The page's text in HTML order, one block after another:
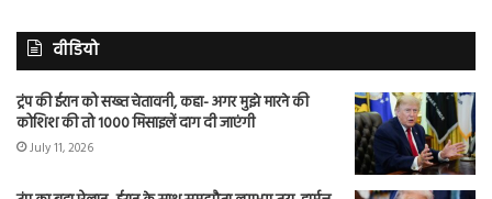
वीडियो
ट्रंप की ईरान को सख्त चेतावनी, कहा- अगर मुझे मारने की
कोशिश की तो 1000 मिसाइलें दाग दी जाएंगी
July 11, 2026